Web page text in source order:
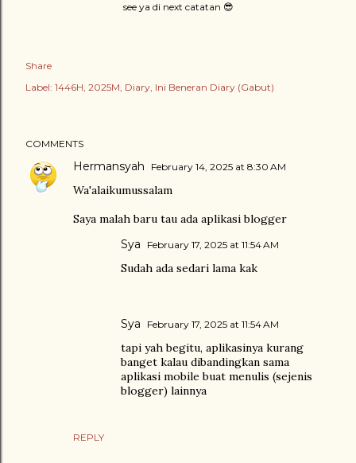
see ya di next catatan 😎
Share
Label: 1446H 2025M Diary Ini Beneran Diary (Gabut)
COMMENTS
Hermansyah February 14, 2025 at 8:30 AM
Wa'alaikumussalam
Saya malah baru tau ada aplikasi blogger
REPLY
Sya February 17, 2025 at 11:54 AM
Sudah ada sedari lama kak
Sya February 17, 2025 at 11:54 AM
tapi yah begitu, aplikasinya kurang
banget kalau dibandingkan sama
aplikasi mobile buat menulis (sejenis
blogger) lainnya